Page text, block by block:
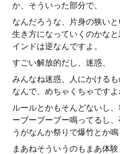
か、そういった部分で、
なんだろうな、片身の狭い
生き方になっていくのかな
インドは逆なんですよ。
すごい解放的だし、迷惑、
みんなね迷惑、人にかける
なんで、めちゃくちゃですよ
ルールとかもそんどないし
ーブーブーブー鳴ってるし
うがなんか祭りで爆竹とか鳴
まあねそういうのもまあ体